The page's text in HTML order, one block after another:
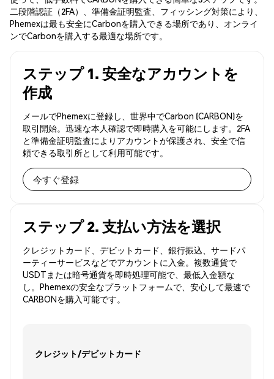
二段階認証（2FA）、準備金証明監査、フィッシング対策により、
Phemexは最も安全にCarbonを購入できる場所であり、オンライ
ンでCarbonを購入する最適な場所です。
ステップ 1. 安全なアカウントを
作成
メールでPhemexに登録し、世界中でCarbon (CARBON)を
取引開始。迅速な本人確認で即時購入を可能にします。2FA
と準備金証明監査によりアカウントが保護され、安全で信
頼できる取引所として利用可能です。
今すぐ登録
ステップ 2. 支払い方法を選択
クレジットカード、デビットカード、銀行振込、サードパ
ーティーサービスなどでアカウントに入金。複数通貨で
USDTまたは暗号通貨を即時処理可能で、最低入金額な
し。Phemexの安全なプラットフォームで、安心して最速で
CARBONを購入可能です。
クレジット/デビットカード